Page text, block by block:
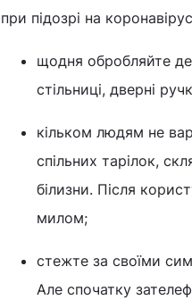
при підозрі на
щодня обробляйте
стільниці, дверні
кільком людям не
спільних тарілок,
білизни. Після
милом;
стежте за своїми
Але спочатку